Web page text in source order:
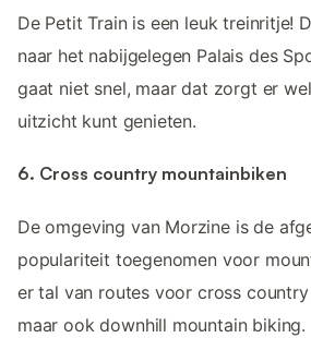
De Petit Train is een leuk treinritje!
naar het nabijgelegen Palais des
gaat niet snel, maar dat zorgt er
uitzicht kunt genieten.
6. Cross country mountainbiken
De omgeving van Morzine is de
populariteit toegenomen voor
er tal van routes voor cross
maar ook downhill mountain biking.